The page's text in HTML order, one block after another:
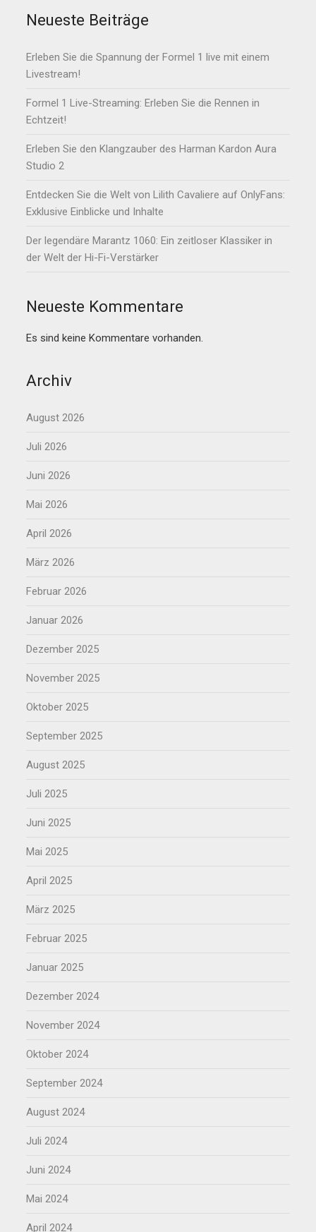
Neueste Beiträge
Erleben Sie die Spannung der Formel 1 live mit einem
Livestream!
Formel 1 Live-Streaming: Erleben Sie die Rennen in
Echtzeit!
Erleben Sie den Klangzauber des Harman Kardon Aura
Studio 2
Entdecken Sie die Welt von Lilith Cavaliere auf OnlyFans:
Exklusive Einblicke und Inhalte
Der legendäre Marantz 1060: Ein zeitloser Klassiker in
der Welt der Hi-Fi-Verstärker
Neueste Kommentare
Es sind keine Kommentare vorhanden.
Archiv
August 2026
Juli 2026
Juni 2026
Mai 2026
April 2026
März 2026
Februar 2026
Januar 2026
Dezember 2025
November 2025
Oktober 2025
September 2025
August 2025
Juli 2025
Juni 2025
Mai 2025
April 2025
März 2025
Februar 2025
Januar 2025
Dezember 2024
November 2024
Oktober 2024
September 2024
August 2024
Juli 2024
Juni 2024
Mai 2024
April 2024